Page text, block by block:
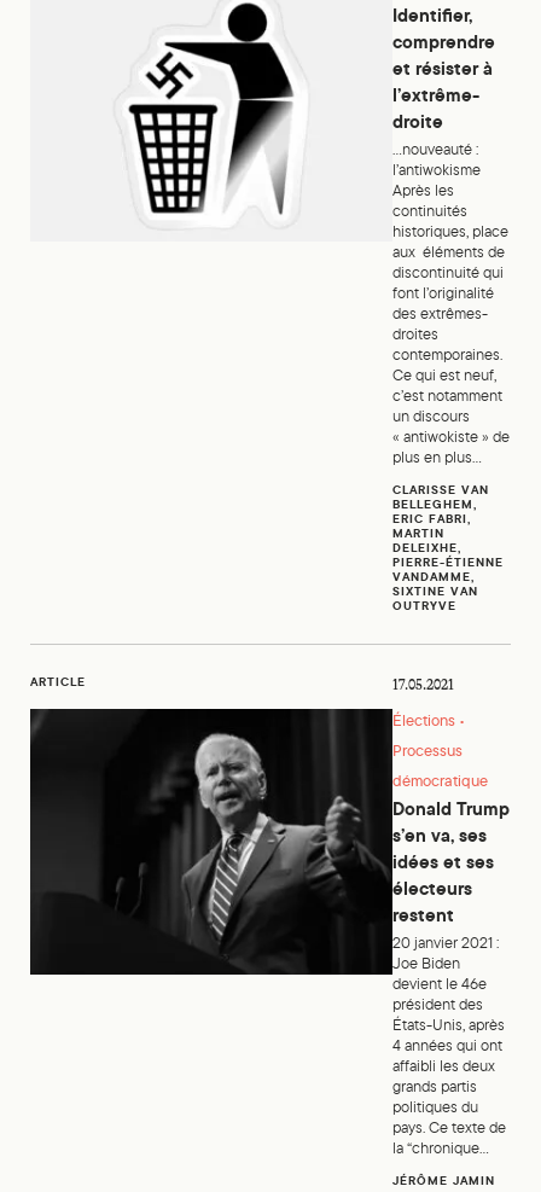
Identifier,
comprendre
et résister à
l’extrême-
droite
...nouveauté :
l’antiwokisme
Après les
continuités
historiques, place
aux éléments de
discontinuité qui
font l’originalité
des extrêmes-
droites
contemporaines.
Ce qui est neuf,
c’est notamment
un discours
« antiwokiste » de
plus en plus...
CLARISSE VAN
BELLEGHEM,
ERIC FABRI,
MARTIN
DELEIXHE,
PIERRE-ÉTIENNE
VANDAMME,
SIXTINE VAN
OUTRYVE
ARTICLE 17.05.2021
Élections •
Processus
démocratique
Donald Trump
s’en va, ses
idées et ses
électeurs
restent
20 janvier 2021 :
Joe Biden
devient le 46e
président des
États-Unis, après
4 années qui ont
affaibli les deux
grands partis
politiques du
pays. Ce texte de
la “chronique...
JÉRÔME JAMIN